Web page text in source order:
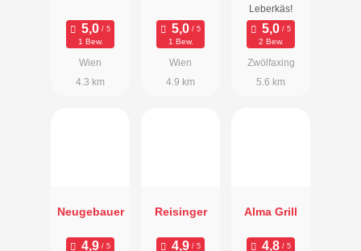
1 Bew.
Wien
4.3 km
1 Bew.
Wien
4.9 km
Leberkäs!
2 Bew.
Zwölfaxing
5.6 km
Neugebauer Reisinger Alma Grill